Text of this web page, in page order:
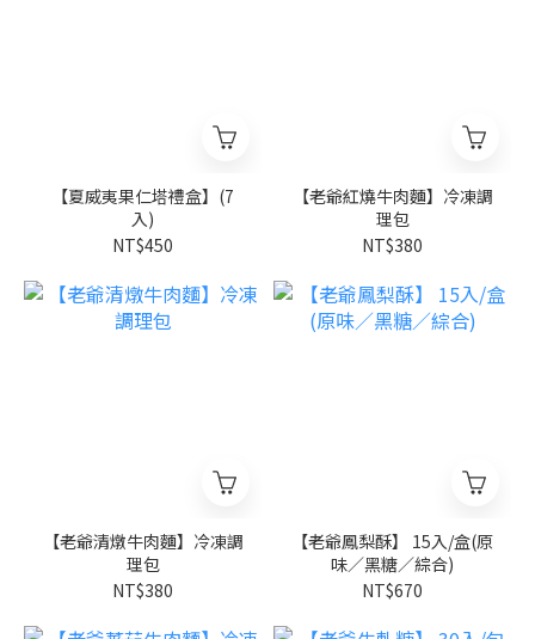
【夏威夷果仁塔禮盒】(7
入)
NT$450
【老爺紅燒牛肉麵】冷凍調
理包
NT$380
【老爺清燉牛肉麵】冷凍調
理包
NT$380
【老爺鳳梨酥】 15入/盒(原
味／黑糖／綜合)
NT$670